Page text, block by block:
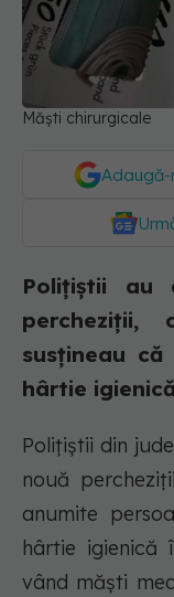
Măști chirurgicale
Adaugă-
Polițiștii au
percheziții,
susțineau
hârtie
Polițiștii din
nouă
anumite
hârtie igienică
vând măști